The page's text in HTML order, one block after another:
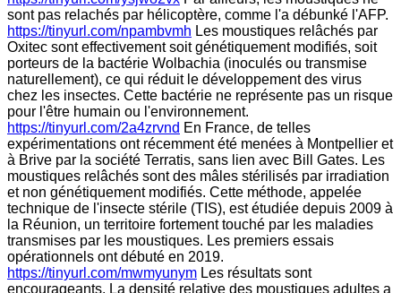
sont pas relachés par hélicoptère, comme l'a débunké l'AFP.
https://tinyurl.com/npambvmh Les moustiques relâchés par
Oxitec sont effectivement soit génétiquement modifiés, soit
porteurs de la bactérie Wolbachia (inoculés ou transmise
naturellement), ce qui réduit le développement des virus
chez les insectes. Cette bactérie ne représente pas un risque
pour l'être humain ou l'environnement.
https://tinyurl.com/2a4zrvnd En France, de telles
expérimentations ont récemment été menées à Montpellier et
à Brive par la société Terratis, sans lien avec Bill Gates. Les
moustiques relâchés sont des mâles stérilisés par irradiation
et non génétiquement modifiés. Cette méthode, appelée
technique de l'insecte stérile (TIS), est étudiée depuis 2009 à
la Réunion, un territoire fortement touché par les maladies
transmises par les moustiques. Les premiers essais
opérationnels ont débuté en 2019.
https://tinyurl.com/mwmyunym Les résultats sont
encourageants. La densité relative des moustiques adultes a